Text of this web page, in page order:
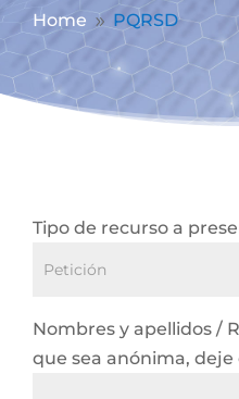
Home 9 PQRSD
Tipo de recurso a
Nombres y apellidos /
que sea anónima,